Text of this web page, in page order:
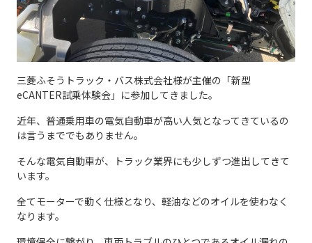
三菱ふそうトラック・バス株式会社様が主催の「新型
eCANTER試乗体験会」に参加してきました。
近年、普通乗用車の電気自動車が高い人気となってきているの
は言うまででもありません。
そんな電気自動車が、トラック業界にも少しずつ進出してきて
います。
全てモーターで動く仕様となり、軽油などのオイルを使わなく
なります。